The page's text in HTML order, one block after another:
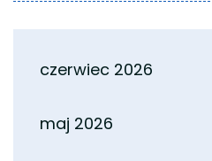
czerwiec 2026
maj 2026